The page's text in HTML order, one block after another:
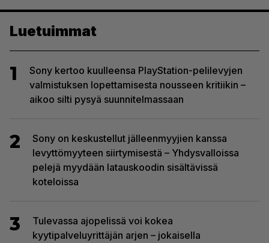
Luetuimmat
1
Sony kertoo kuulleensa PlayStation-pelilevyjen
valmistuksen lopettamisesta nousseen kritiikin –
aikoo silti pysyä suunnitelmassaan
2
Sony on keskustellut jälleenmyyjien kanssa
levyttömyyteen siirtymisestä – Yhdysvalloissa
pelejä myydään latauskoodin sisältävissä
koteloissa
3
Tulevassa ajopelissä voi kokea
kyytipalveluyrittäjän arjen – jokaisella